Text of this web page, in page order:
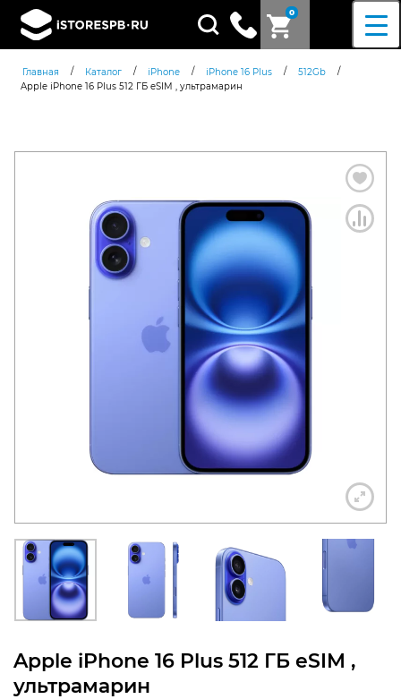
0
Поиск
товаров
Главная / Каталог / iPhone / iPhone 16 Plus / 512Gb
/
Apple iPhone 16 Plus 512 ГБ eSIM , ультрамарин
Apple iPhone 16 Plus 512 ГБ eSIM ,
ультрамарин
Согласен cполитикой
конфиденциальности
+7 812 318-40-14
(c 10:00 до 21:00, без
выходных)